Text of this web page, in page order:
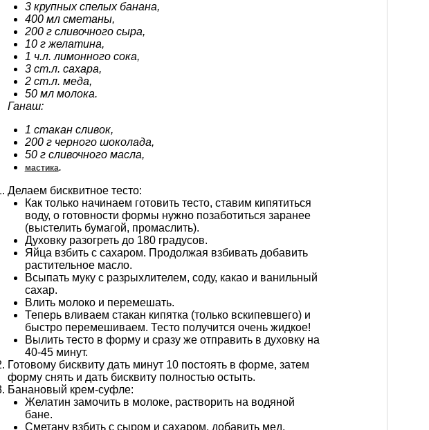
3 крупных спелых банана,
400 мл сметаны,
200 г сливочного сыра,
10 г желатина,
1 ч.л. лимонного сока,
3 ст.л. сахара,
2 ст.л. меда,
50 мл молока.
Ганаш:
1 стакан сливок,
200 г черного шоколада,
50 г сливочного масла,
мастика.
Делаем бисквитное тесто:
Как только начинаем готовить тесто, ставим кипятиться
воду, о готовности формы нужно позаботиться заранее
(выстелить бумагой, промаслить).
Духовку разогреть до 180 градусов.
Яйца взбить с сахаром. Продолжая взбивать добавить
растительное масло.
Всыпать муку с разрыхлителем, соду, какао и ванильный
сахар.
Влить молоко и перемешать.
Теперь вливаем стакан кипятка (только вскипевшего) и
быстро перемешиваем. Тесто получится очень жидкое!
Вылить тесто в форму и сразу же отправить в духовку на
40-45 минут.
Готовому бисквиту дать минут 10 постоять в форме, затем
форму снять и дать бисквиту полностью остыть.
Банановый крем-суфле:
Желатин замочить в молоке, растворить на водяной
бане.
Сметану взбить с сыром и сахаром, добавить мед,